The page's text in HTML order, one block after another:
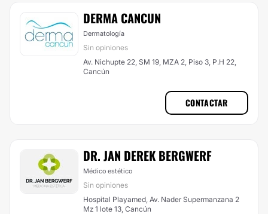
DERMA CANCUN
Dermatología
Sin opiniones
Av. Nichupte 22, SM 19, MZA 2, Piso 3, P.H 22,
Cancún
CONTACTAR
DR. JAN DEREK BERGWERF
Médico estético
Sin opiniones
Hospital Playamed, Av. Nader Supermanzana 2
Mz 1 lote 13, Cancún